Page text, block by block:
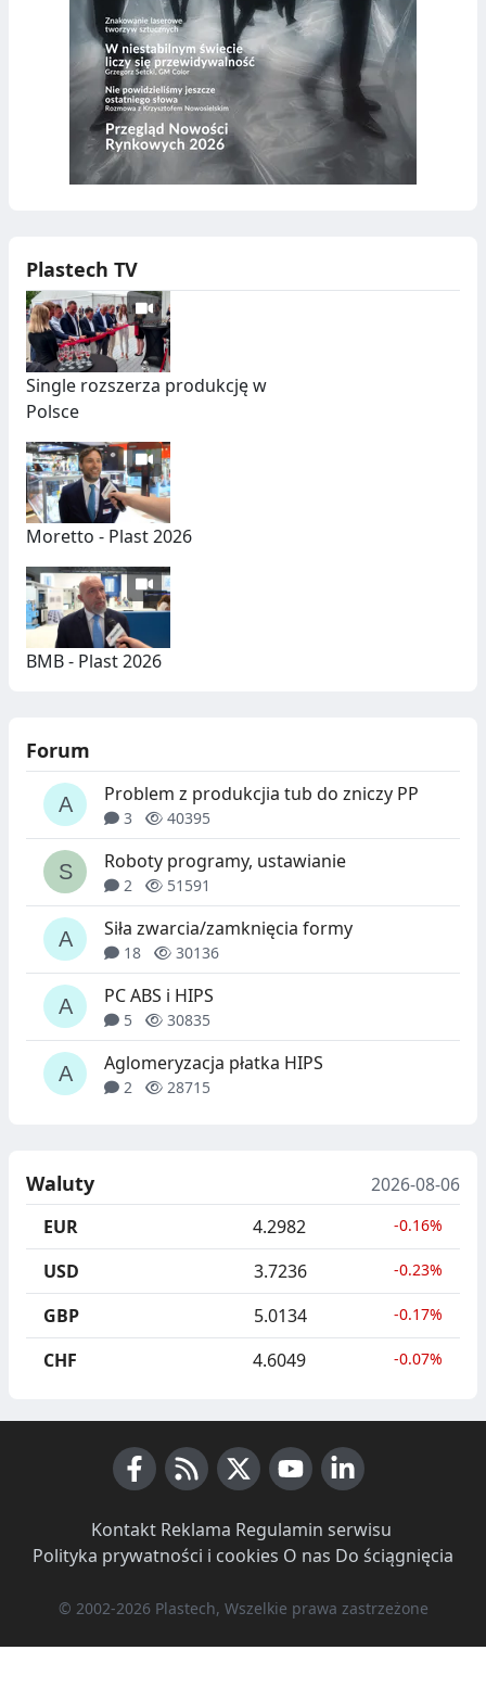
Plastech TV
Single rozszerza produkcję w
Polsce
Moretto - Plast 2026
BMB - Plast 2026
Forum
Problem z produkcjia tub do zniczy PP
3 40395
Roboty programy, ustawianie
2 51591
Siła zwarcia/zamknięcia formy
18 30136
PC ABS i HIPS
5 30835
Aglomeryzacja płatka HIPS
2 28715
Waluty
2026-08-06
EUR
4.2982 -0.16%
USD 3.7236 -0.23%
GBP 5.0134 -0.17%
CHF 4.6049 -0.07%
Kontakt· Reklama Regulamin serwisu
Polityka prywatności i cookies O nas Do ściągnięcia
© 2002-2026 Plastech, Wszelkie prawa zastrzeżone